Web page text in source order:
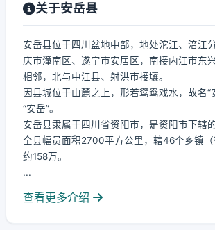
关于安岳县
安岳县位于四川盆地中部，地处沱江、涪江
庆市潼南区、遂宁市安居区，南接内江市东
相邻，北与中江县、射洪市接壤。
因县城位于山麓之上，形若鸳鸯戏水，故名“
“安岳”。
安岳县隶属于四川省资阳市，是资阳市下辖
全县幅员面积2700平方公里，辖46个乡镇
约158万。
...
查看更多介绍